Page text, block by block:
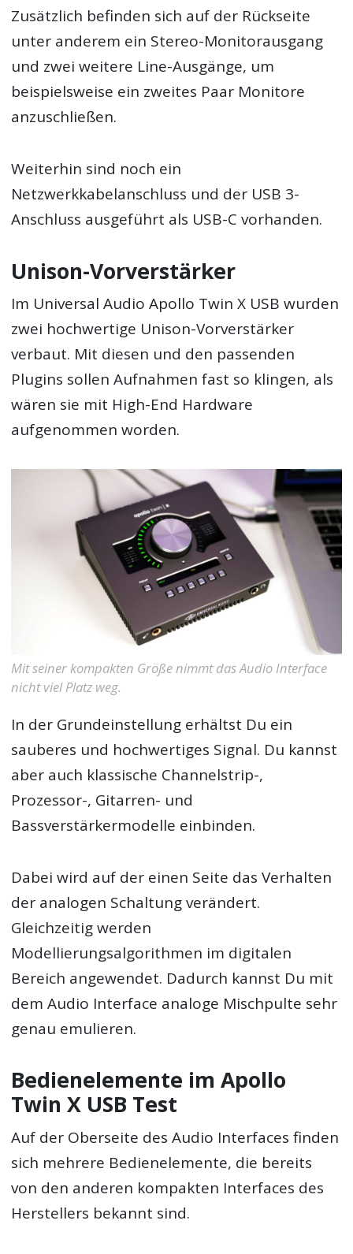
Zusätzlich befinden sich auf der Rückseite
unter anderem ein Stereo-Monitorausgang
und zwei weitere Line-Ausgänge, um
beispielsweise ein zweites Paar Monitore
anzuschließen.
Weiterhin sind noch ein
Netzwerkkabelanschluss und der USB 3-
Anschluss ausgeführt als USB-C vorhanden.
Unison-Vorverstärker
Im Universal Audio Apollo Twin X USB wurden
zwei hochwertige Unison-Vorverstärker
verbaut. Mit diesen und den passenden
Plugins sollen Aufnahmen fast so klingen, als
wären sie mit High-End Hardware
aufgenommen worden.
Mit seiner kompakten Größe nimmt das Audio Interface
nicht viel Platz weg.
In der Grundeinstellung erhältst Du ein
sauberes und hochwertiges Signal. Du kannst
aber auch klassische Channelstrip-,
Prozessor-, Gitarren- und
Bassverstärkermodelle einbinden.
Dabei wird auf der einen Seite das Verhalten
der analogen Schaltung verändert.
Gleichzeitig werden
Modellierungsalgorithmen im digitalen
Bereich angewendet. Dadurch kannst Du mit
dem Audio Interface analoge Mischpulte sehr
genau emulieren.
Bedienelemente im Apollo
Twin X USB Test
Auf der Oberseite des Audio Interfaces finden
sich mehrere Bedienelemente, die bereits
von den anderen kompakten Interfaces des
Herstellers bekannt sind.